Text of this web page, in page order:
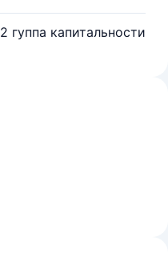
2 гуппа капитальности